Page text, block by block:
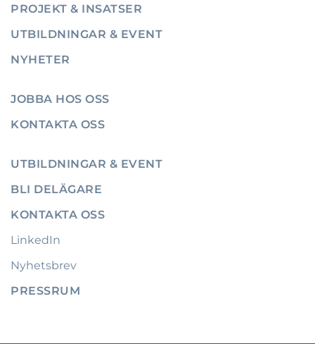
PROJEKT & INSATSER
UTBILDNINGAR & EVENT
NYHETER
JOBBA HOS OSS
KONTAKTA OSS
UTBILDNINGAR & EVENT
BLI DELÄGARE
KONTAKTA OSS
LinkedIn
Nyhetsbrev
PRESSRUM